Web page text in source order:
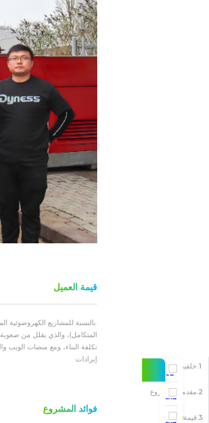
قيمة العميل
المتكامل)، والذي يقلل من
تكلفة البناء، ومع منصات
إيرادات
فوائد المشروع
1.خلفية المشروع
2.مقدمة المشروع
3.قيمة العميل